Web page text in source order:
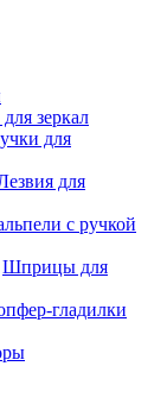
зеркал
для
для
с ручкой
Шприцы для
гладилки